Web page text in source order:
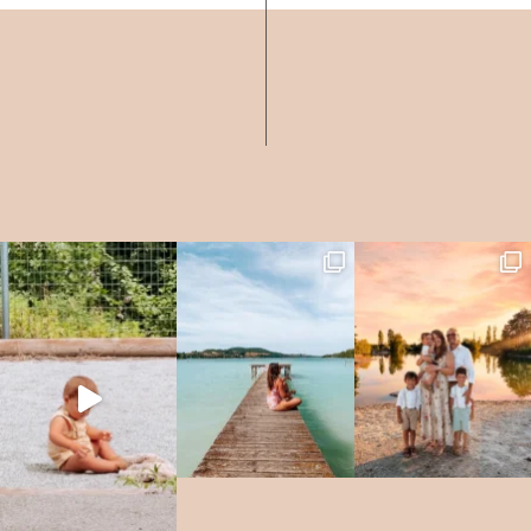
c’est tellement magique ! Surtout quand on a autant d’espace. Un vrai